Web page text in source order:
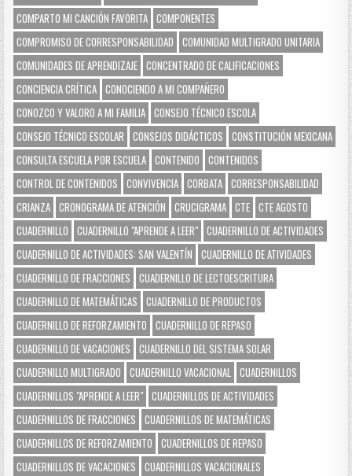
COMPARTO MI CANCIÓN FAVORITA COMPONENTES
COMPROMISO DE CORRESPONSABILIDAD
COMUNIDAD MULTIGRADO UNITARIA
COMUNIDADES DE APRENDIZAJE CONCENTRADO DE CALIFICACIONES
CONCIENCIA CRÍTICA CONOCIENDO A MI COMPAÑERO
CONOZCO Y VALORO A MI FAMILIA CONSEJO TÉCNICO ESCOLA
CONSEJO TÉCNICO ESCOLAR
CONSEJOS DIDÁCTICOS
CONSTITUCIÓN MEXICANA
CONSULTA ESCUELA POR ESCUELA CONTENIDO
CONTENIDOS
CONTROL DE CONTENIDOS
CONVIVENCIA CORBATA CORRESPONSABILIDAD
CRIANZA CRONOGRAMA DE ATENCIÓN CRUCIGRAMA CTE CTE AGOSTO
CUADERNILLO
CUADERNILLO "APRENDE A LEER" CUADERNILLO DE ACTIVIDADES
CUADERNILLO DE ACTIVIDADES: SAN VALENTÍN
CUADERNILLO DE ATIVIDADES
CUADERNILLO DE FRACCIONES
CUADERNILLO DE LECTOESCRITURA
CUADERNILLO DE MATEMÁTICAS
CUADERNILLO DE PRODUCTOS
CUADERNILLO DE REFORZAMIENTO
CUADERNILLO DE REPASO
CUADERNILLO DE VACACIONES
CUADERNILLO DEL SISTEMA SOLAR
CUADERNILLO MULTIGRADO
CUADERNILLO VACACIONAL CUADERNILLOS
CUADERNILLOS "APRENDE A LEER" CUADERNILLOS DE ACTIVIDADES
CUADERNILLOS DE FRACCIONES
CUADERNILLOS DE MATEMÁTICAS
CUADERNILLOS DE REFORZAMIENTO
CUADERNILLOS DE REPASO
CUADERNILLOS DE VACACIONES
CUADERNILLOS VACACIONALES